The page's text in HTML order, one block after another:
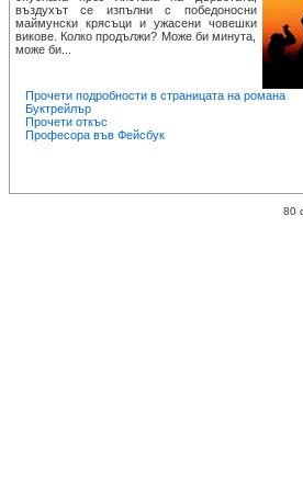
въздухът се изпълни с победоносни
маймунски крясъци и ужасени човешки
викове. Колко продължи? Може би минута,
може би...
Прочети подробности в страницата на романа
Буктрейлър
Прочети откъс
Професора във Фейсбук
80